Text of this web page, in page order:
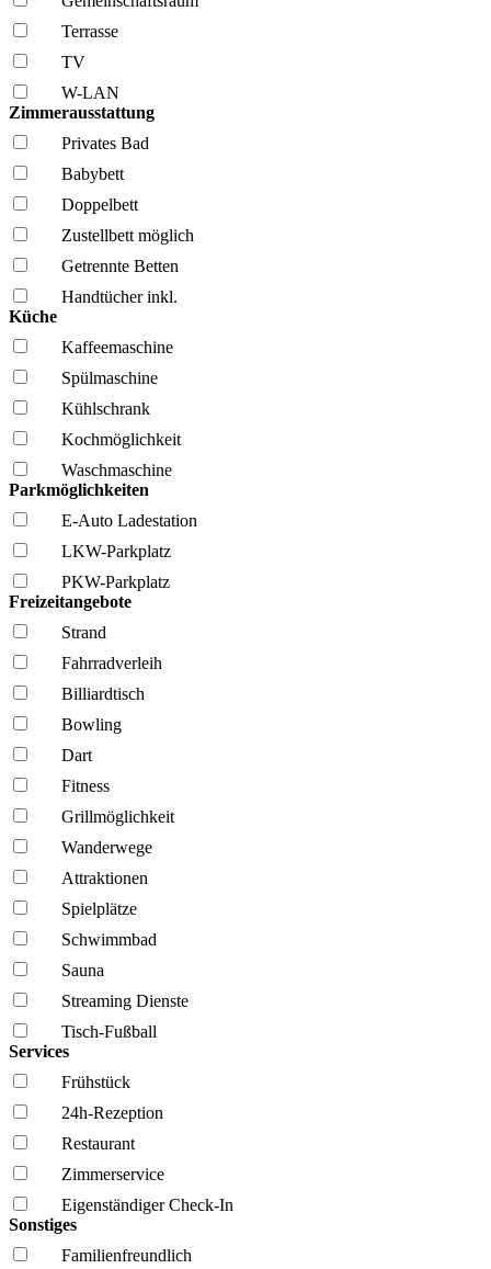
Terrasse
TV
W-LAN
Zimmerausstattung
Privates Bad
Babybett
Doppelbett
Zustellbett möglich
Getrennte Betten
Handtücher inkl.
Küche
Kaffee­maschine
Spül­maschine
Kühl­schrank
Kochmöglich­keit
Wasch­maschine
Parkmöglichkeiten
E-Auto Ladestation
LKW-Parkplatz
PKW-Parkplatz
Freizeitangebote
Strand
Fahrrad­verleih
Billiardtisch
Bowling
Dart
Fitness
Grillmöglich­keit
Wanderwege
Attraktionen
Spielplätze
Schwimmbad
Sauna
Streaming Dienste
Tisch-Fußball
Services
Frühstück
24h-Rezeption
Restaurant
Zimmerservice
Eigenständiger Check-In
Sonstiges
Familien­freundlich